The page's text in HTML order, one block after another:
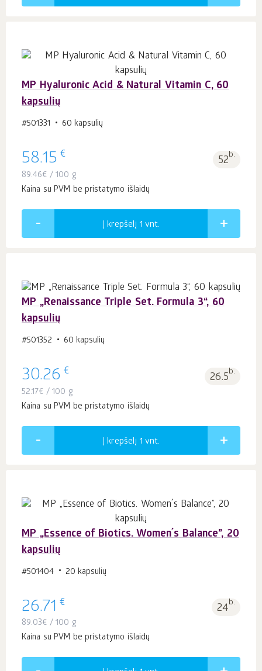
MP Hyaluronic Acid & Natural Vitamin C, 60
kapsulių
#501331 60 kapsulių
58.15 € 52b.
89.46€ / 100 g
Kaina su PVM be pristatymo išlaidų
Į krepšelį 1 vnt.
MP „Renaissance Triple Set. Formula 3“, 60
kapsulių
#501352 60 kapsulių
30.26 € 26.5b.
52.17€ / 100 g
Kaina su PVM be pristatymo išlaidų
Į krepšelį 1 vnt.
MP „Essence of Biotics. Women´s Balance”, 20
kapsulių
#501404 20 kapsulių
26.71 € 24b.
89.03€ / 100 g
Kaina su PVM be pristatymo išlaidų